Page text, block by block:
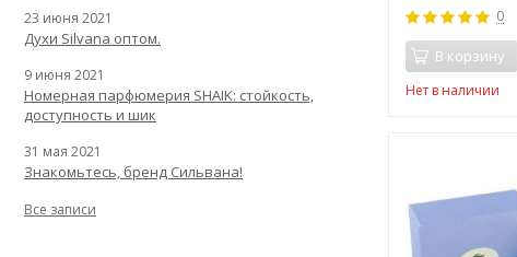
0
В корзину
Нет в наличии
23 июня 2021
Духи Silvana оптом.
9 июня 2021
Номерная парфюмерия SHAIK: стойкость,
доступность и шик
31 мая 2021
Знакомьтесь, бренд Сильвана!
Все записи